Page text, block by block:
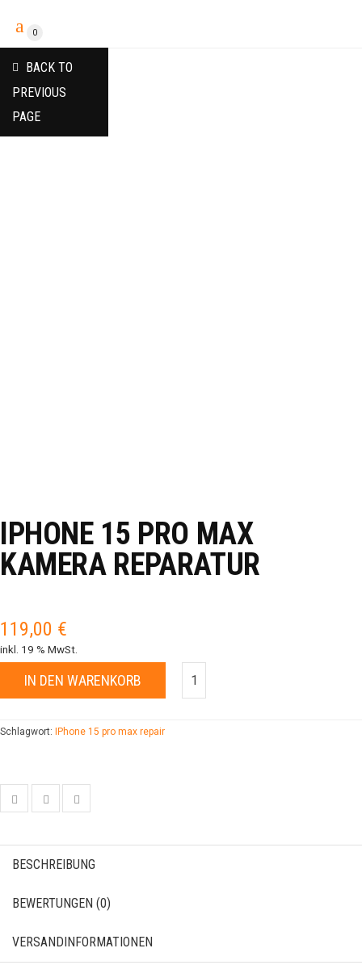
0
BACK TO
PREVIOUS
PAGE
IPHONE 15 PRO MAX
KAMERA REPARATUR
119,00 €
inkl. 19 % MwSt.
IN DEN WARENKORB
Schlagwort: IPhone 15 pro max repair
BESCHREIBUNG
BEWERTUNGEN (0)
VERSANDINFORMATIONEN